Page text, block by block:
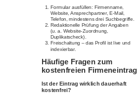
Formular ausfüllen: Firmenname,
Website, Ansprechpartner, E-Mail,
Telefon, mindestens drei Suchbegriffe.
Redaktionelle Prüfung der Angaben
(u. a. Website-Zuordnung,
Duplikatscheck).
Freischaltung – das Profil ist live und
indexierbar.
Häufige Fragen zum
kostenfreien Firmeneintrag
Ist der Eintrag wirklich dauerhaft
kostenfrei?